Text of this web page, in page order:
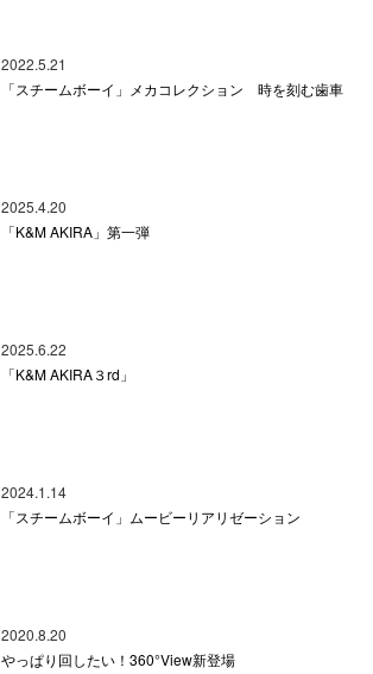
2022.5.21
「スチームボーイ」メカコレクション 時を刻む歯車
2025.4.20
「K&M AKIRA」第一弾
2025.6.22
「K&M AKIRA３rd」
2024.1.14
「スチームボーイ」ムービーリアリゼーション
2020.8.20
やっぱり回したい！360°View新登場